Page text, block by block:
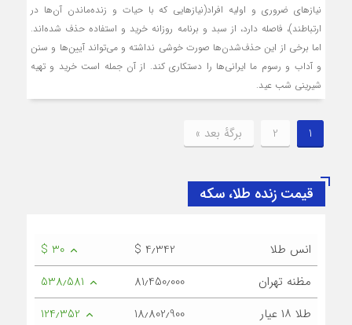
نیازهای ضروری و اولیه افراد(نیازهایی که با حیات و زنده‌ماندن آن‌ها در
ارتباطند)، فاصله دارد، از سبد و برنامه روزانه خرید و استفاده حذف شده‌اند.
اما برخی از این حذف‌شدن‌ها صورت خوشی نداشته و می‌تواند آیین‌ها و سنن
و آداب و رسوم ما ایرانی‌ها را دستکاری کند. از آن جمله است خرید و تهیه
شیرینی شب عید.
1
2 برگهٔ بعد »
قیمت زنده طلا، سکه
انس طلا $ 4٫342
$ 30
مظنه تهران
81٫450٫000
538٫581
طلا ۱۸ عیار
18٫802٫900
124٫352